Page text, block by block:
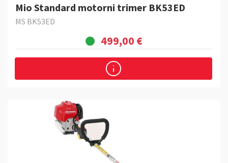
Mio Standard motorni trimer BK53ED
MS BK53ED
499,00 €